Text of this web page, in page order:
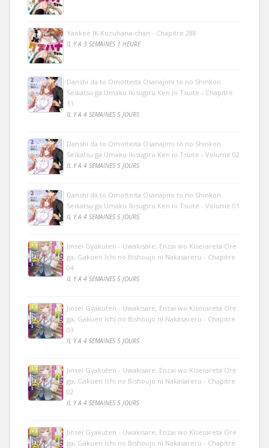
Yankee JK Kuzuhana-chan - Chapitre 288
IL Y A 3 SEMAINES 1 HEURE
Danshi da to Omotteita Osanajimi to no Shinkon
Seikatsu ga Umaku Ikisugiru Ken ni Tsuite - Chapitre
11
IL Y A 4 SEMAINES 5 JOURS
Danshi da to Omotteita Osanajimi to no Shinkon
Seikatsu ga Umaku Ikisugiru Ken ni Tsuite - Volume 02
IL Y A 4 SEMAINES 5 JOURS
Danshi da to Omotteita Osanajimi to no Shinkon
Seikatsu ga Umaku Ikisugiru Ken ni Tsuite - Volume 01
IL Y A 4 SEMAINES 5 JOURS
Jinsei Gyakuten - Uwakisare, Enzai wo Kiserareta Ore
ga, Gakuen Ichi no Bishoujo ni Nakasareru - Chapitre
04
IL Y A 4 SEMAINES 5 JOURS
Jinsei Gyakuten - Uwakisare, Enzai wo Kiserareta Ore
ga, Gakuen Ichi no Bishoujo ni Nakasareru - Chapitre
03
IL Y A 4 SEMAINES 5 JOURS
Jinsei Gyakuten - Uwakisare, Enzai wo Kiserareta Ore
ga, Gakuen Ichi no Bishoujo ni Nakasareru - Chapitre
02
IL Y A 4 SEMAINES 5 JOURS
Jinsei Gyakuten - Uwakisare, Enzai wo Kiserareta Ore
ga, Gakuen Ichi no Bishoujo ni Nakasareru - Chapitre